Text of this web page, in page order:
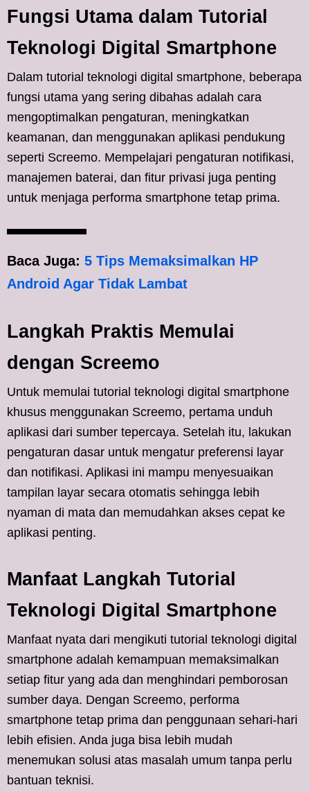
Fungsi Utama dalam Tutorial
Teknologi Digital Smartphone
Dalam tutorial teknologi digital smartphone, beberapa
fungsi utama yang sering dibahas adalah cara
mengoptimalkan pengaturan, meningkatkan
keamanan, dan menggunakan aplikasi pendukung
seperti Screemo. Mempelajari pengaturan notifikasi,
manajemen baterai, dan fitur privasi juga penting
untuk menjaga performa smartphone tetap prima.
Baca Juga: 5 Tips Memaksimalkan HP
Android Agar Tidak Lambat
Langkah Praktis Memulai
dengan Screemo
Untuk memulai tutorial teknologi digital smartphone
khusus menggunakan Screemo, pertama unduh
aplikasi dari sumber tepercaya. Setelah itu, lakukan
pengaturan dasar untuk mengatur preferensi layar
dan notifikasi. Aplikasi ini mampu menyesuaikan
tampilan layar secara otomatis sehingga lebih
nyaman di mata dan memudahkan akses cepat ke
aplikasi penting.
Manfaat Langkah Tutorial
Teknologi Digital Smartphone
Manfaat nyata dari mengikuti tutorial teknologi digital
smartphone adalah kemampuan memaksimalkan
setiap fitur yang ada dan menghindari pemborosan
sumber daya. Dengan Screemo, performa
smartphone tetap prima dan penggunaan sehari-hari
lebih efisien. Anda juga bisa lebih mudah
menemukan solusi atas masalah umum tanpa perlu
bantuan teknisi.